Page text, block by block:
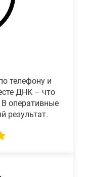
телефону и
ДНК – что
В оперативные
результат.